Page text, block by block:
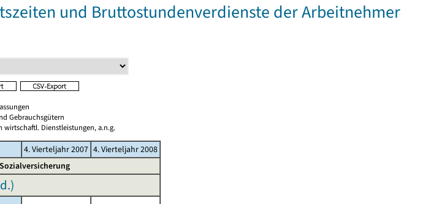
und Bruttostundenverdienste der Arbeitnehmer
Gebrauchsgütern
wirtschaftl. Dienstleistungen, a.n.g.
4. Vierteljahr 2007 4. Vierteljahr 2008